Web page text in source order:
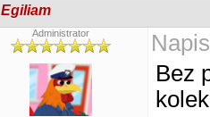
Egiliam
Administrator
Bez